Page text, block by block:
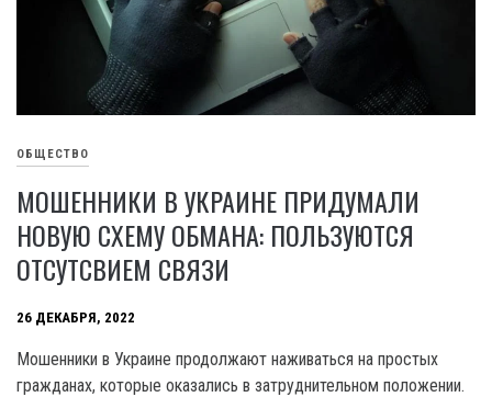
ОБЩЕСТВО
МОШЕННИКИ В УКРАИНЕ ПРИДУМАЛИ
НОВУЮ СХЕМУ ОБМАНА: ПОЛЬЗУЮТСЯ
ОТСУТСВИЕМ СВЯЗИ
26 ДЕКАБРЯ, 2022
Мошенники в Украине продолжают наживаться на простых
гражданах, которые оказались в затруднительном положении.